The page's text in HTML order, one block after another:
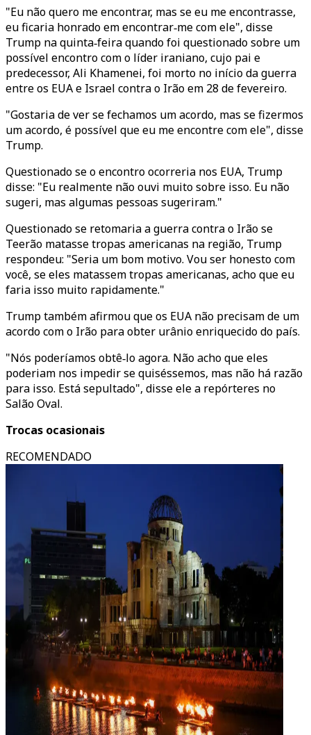
"Eu não quero me encontrar, mas se eu me encontrasse,
eu ficaria honrado em encontrar‑me com ele", disse
Trump na quinta‑feira quando foi questionado sobre um
possível encontro com o líder iraniano, cujo pai e
predecessor, Ali Khamenei, foi morto no início da guerra
entre os EUA e Israel contra o Irão em 28 de fevereiro.
"Gostaria de ver se fechamos um acordo, mas se fizermos
um acordo, é possível que eu me encontre com ele", disse
Trump.
Questionado se o encontro ocorreria nos EUA, Trump
disse: "Eu realmente não ouvi muito sobre isso. Eu não
sugeri, mas algumas pessoas sugeriram."
Questionado se retomaria a guerra contra o Irão se
Teerão matasse tropas americanas na região, Trump
respondeu: "Seria um bom motivo. Vou ser honesto com
você, se eles matassem tropas americanas, acho que eu
faria isso muito rapidamente."
Trump também afirmou que os EUA não precisam de um
acordo com o Irão para obter urânio enriquecido do país.
"Nós poderíamos obtê‑lo agora. Não acho que eles
poderiam nos impedir se quiséssemos, mas não há razão
para isso. Está sepultado", disse ele a repórteres no
Salão Oval.
Trocas ocasionais
RECOMENDADO